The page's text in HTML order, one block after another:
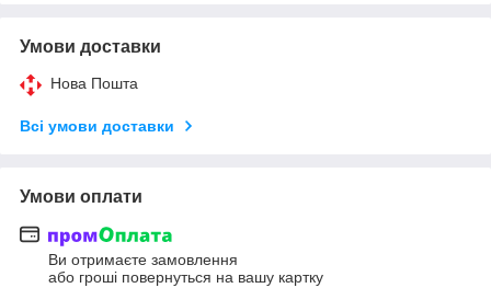
Умови доставки
Нова Пошта
Всі умови доставки
Умови оплати
Ви отримаєте замовлення
або гроші повернуться на вашу картку